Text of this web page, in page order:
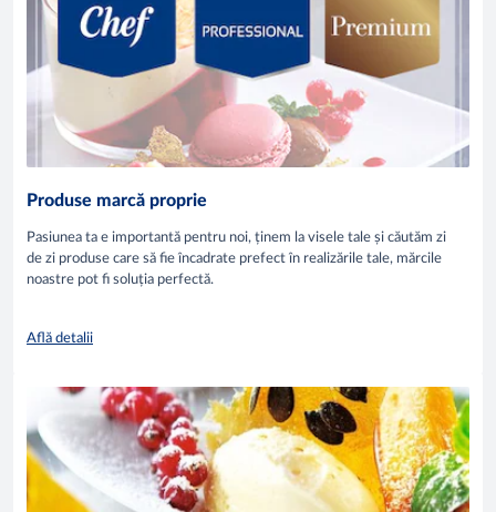
Produse marcă proprie
Pasiunea ta e importantă pentru noi, ținem la visele tale și căutăm zi
de zi produse care să fie încadrate prefect în realizările tale, mărcile
noastre pot fi soluția perfectă.
Află detalii